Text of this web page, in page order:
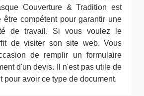
Couverture & Tradition est
être compétent pour garantir une
de travail. Si vous voulez le
de visiter son site web. Vous
de remplir un formulaire
d'un devis. Il n'est pas utile de
pour avoir ce type de document.